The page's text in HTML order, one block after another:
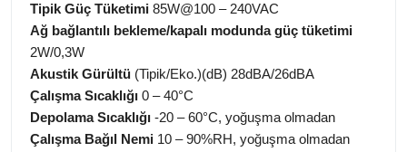
Tipik Güç Tüketimi 85W@100 – 240VAC
Ağ bağlantılı bekleme/kapalı modunda güç tüketimi
2W/0,3W
Akustik Gürültü (Tipik/Eko.)(dB) 28dBA/26dBA
Çalışma Sıcaklığı 0 – 40°C
Depolama Sıcaklığı -20 – 60°C, yoğuşma olmadan
Çalışma Bağıl Nemi 10 – 90%RH, yoğuşma olmadan